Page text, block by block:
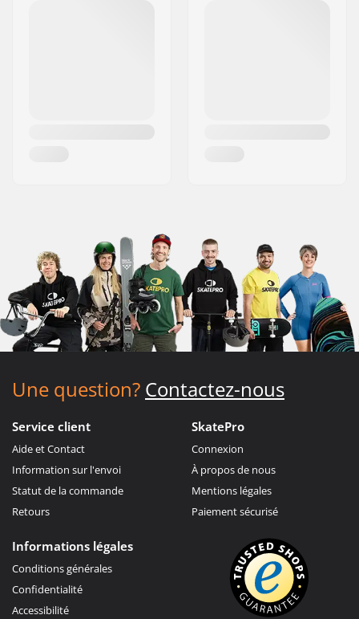
Une question? Contactez-nous
Service client
Aide et Contact
Information sur l'envoi
Statut de la commande
Retours
SkatePro
Connexion
À propos de nous
Mentions légales
Paiement sécurisé
Informations légales
Conditions générales
Confidentialité
Accessibilité